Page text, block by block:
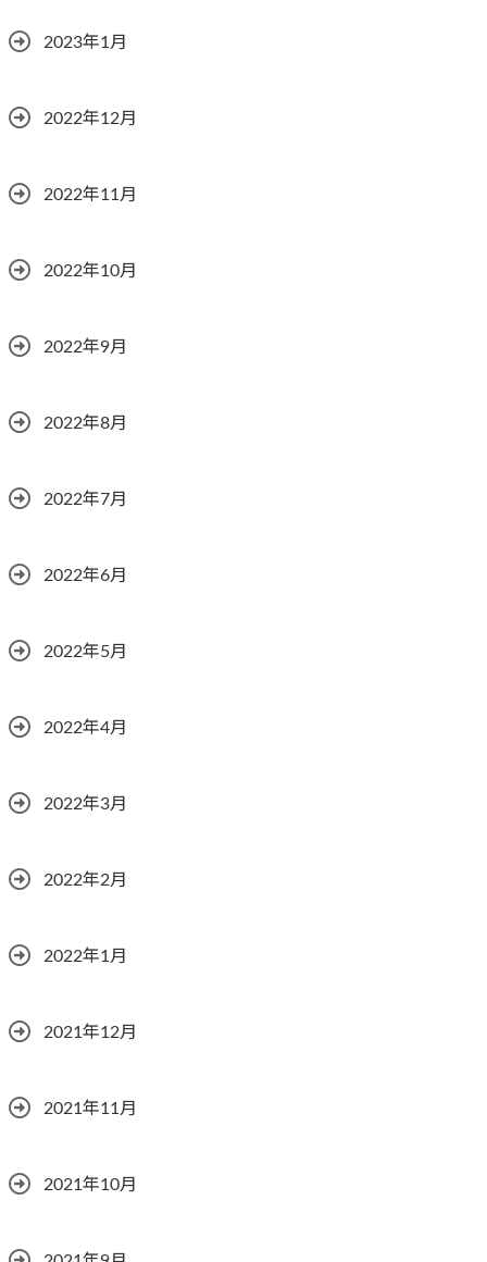
2023年1月
2022年12月
2022年11月
2022年10月
2022年9月
2022年8月
2022年7月
2022年6月
2022年5月
2022年4月
2022年3月
2022年2月
2022年1月
2021年12月
2021年11月
2021年10月